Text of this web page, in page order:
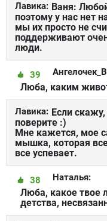
Лавика: Ваня:
поэтому у нас нет
мы их просто не
поддерживают
люди.
39
Люба, каким
Лавика: Если
поверите :)
Мне кажется, мое
мышка, которая
все успевает.
Наталья:
38
Люба, какое твое
детства,